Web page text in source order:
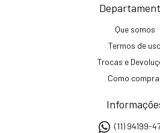
Que somos
Termos de uso
Trocas e
Como
(11) 94199-